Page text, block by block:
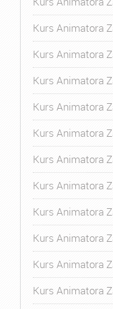
Kurs Animatora
Kurs Animatora
Kurs Animatora
Kurs Animatora
Kurs Animatora
Kurs Animatora
Kurs Animatora
Kurs Animatora
Kurs Animatora
Kurs Animatora
Kurs Animatora